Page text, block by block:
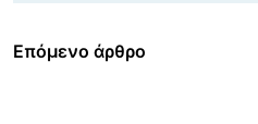
Επόμενο άρθρο